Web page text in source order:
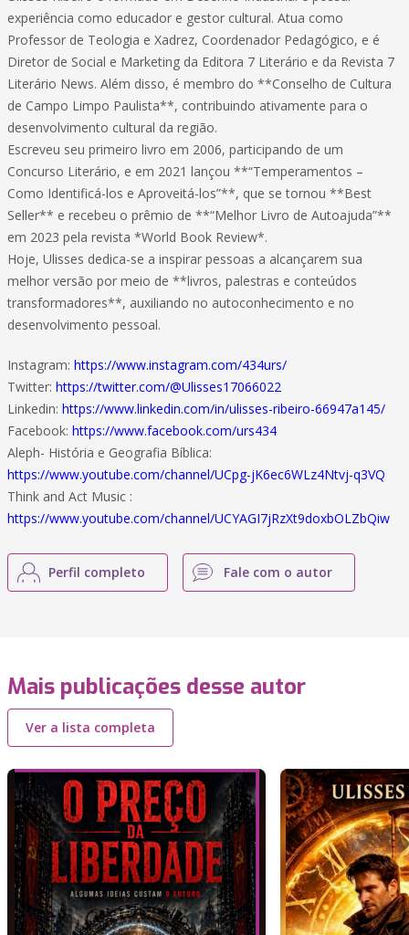
experiência como educador e gestor cultural. Atua como
Professor de Teologia e Xadrez, Coordenador Pedagógico, e é
Diretor de Social e Marketing da Editora 7 Literário e da Revista 7
Literário News. Além disso, é membro do **Conselho de Cultura
de Campo Limpo Paulista**, contribuindo ativamente para o
desenvolvimento cultural da região.
Escreveu seu primeiro livro em 2006, participando de um
Concurso Literário, e em 2021 lançou **“Temperamentos –
Como Identificá-los e Aproveitá-los”**, que se tornou **Best
Seller** e recebeu o prêmio de **“Melhor Livro de Autoajuda”**
em 2023 pela revista *World Book Review*.
Hoje, Ulisses dedica-se a inspirar pessoas a alcançarem sua
melhor versão por meio de **livros, palestras e conteúdos
transformadores**, auxiliando no autoconhecimento e no
desenvolvimento pessoal.
Instagram: https://www.instagram.com/434urs/
Twitter: https://twitter.com/@Ulisses17066022
Linkedin: https://www.linkedin.com/in/ulisses-ribeiro-66947a145/
Facebook: https://www.facebook.com/urs434
Aleph- História e Geografia Bíblica:
https://www.youtube.com/channel/UCpg-jK6ec6WLz4Ntvj-q3VQ
Think and Act Music :
https://www.youtube.com/channel/UCYAGI7jRzXt9doxbOLZbQiw
Perfil completo Fale com o autor
Mais publicações desse autor
Ver a lista completa